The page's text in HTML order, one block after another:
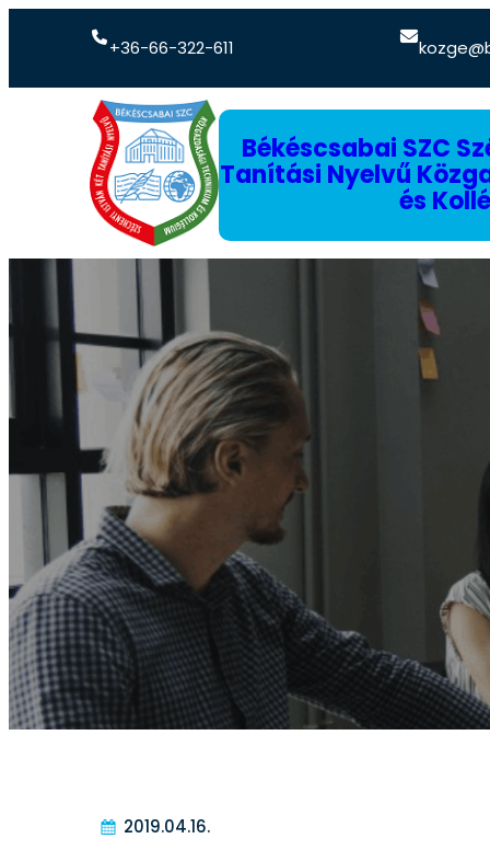
+36-66-322-611
Békéscsabai SZC
Tanítási Nyelvű
és
2019.04.16.